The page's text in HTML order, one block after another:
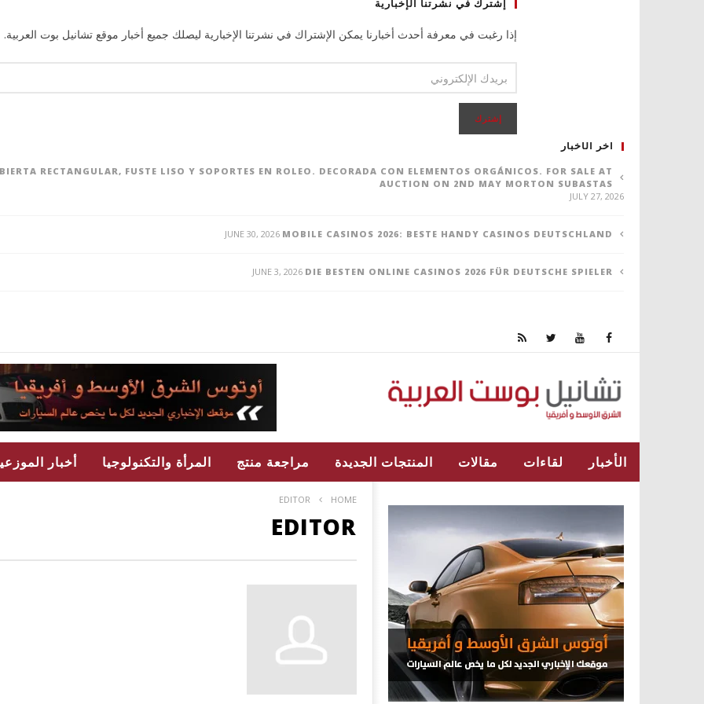
إشترك في نشرتنا الإخبارية
إذا رغبت في معرفة أحدث أخبارنا يمكن الإشتراك في نشرتنا الإخبارية ليصلك جميع أخبار موقع تشانيل بوت
اخر الأخبار
RECTANGULAR, FUSTE LISO Y SOPORTES EN ROLEO. DECORADA CON ELEMENTOS ORGÁNICOS. FOR SALE AT
AUCTION ON 2ND MAY MORTON SUBASTAS
JULY 27, 2026
MOBILE CASINOS 2026: BESTE HANDY CASINOS DEUTSCHLAND
JUNE 30, 2026
DIE BESTEN ONLINE CASINOS 2026 FÜR DEUTSCHE SPIELER
JUNE 3, 2026
الأخبار لقاءات مقالات المنتجات الجديدة مراجعة منتج المرأة والتكنولوجيا أخبار
HOME
EDITOR
EDITOR